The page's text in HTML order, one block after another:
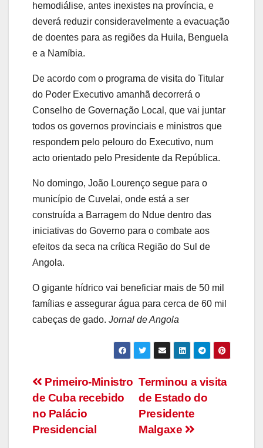
hemodiálise, antes inexistes na província, e
deverá reduzir consideravelmente a evacuação
de doentes para as regiões da Huila, Benguela
e a Namíbia.
De acordo com o programa de visita do Titular
do Poder Executivo amanhã decorrerá o
Conselho de Governação Local, que vai juntar
todos os governos provinciais e ministros que
respondem pelo pelouro do Executivo, num
acto orientado pelo Presidente da República.
No domingo, João Lourenço segue para o
município de Cuvelai, onde está a ser
construída a Barragem do Ndue dentro das
iniciativas do Governo para o combate aos
efeitos da seca na crítica Região do Sul de
Angola.
O gigante hídrico vai beneficiar mais de 50 mil
famílias e assegurar água para cerca de 60 mil
cabeças de gado. Jornal de Angola
Navegação
de
artigos
Terminou a visita
de Estado do
Presidente
Malgaxe
Primeiro-Ministro
de Cuba recebido
no Palácio
Presidencial